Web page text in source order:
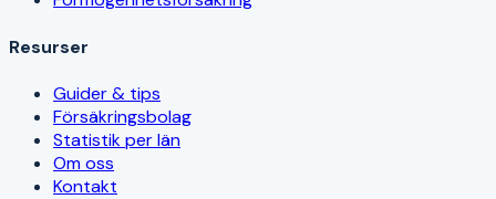
Resurser
Guider & tips
Försäkringsbolag
Statistik per län
Om oss
Kontakt